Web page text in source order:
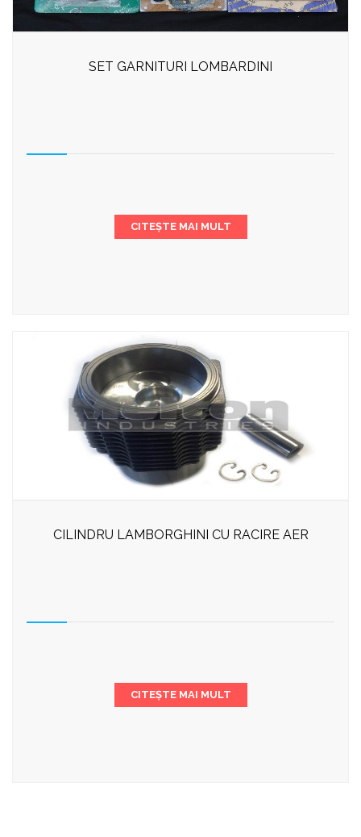
SET GARNITURI LOMBARDINI
CITEȘTE MAI MULT
CILINDRU LAMBORGHINI CU RACIRE AER
CITEȘTE MAI MULT